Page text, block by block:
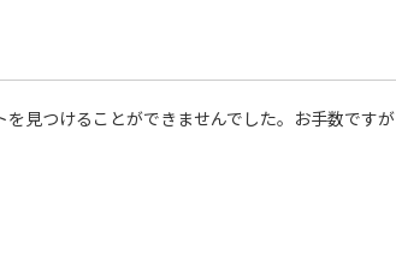
見つけることができませんでした。お手数ですが